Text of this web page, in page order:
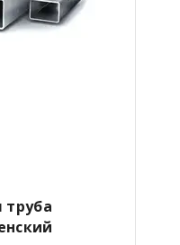
труба